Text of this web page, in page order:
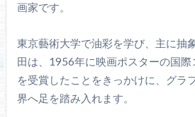
画家です。
東京藝術大学で油彩を学び、主に抽
田は、1956年に映画ポスターの国
を受賞したことをきっかけに、グラ
界へ足を踏み入れます。